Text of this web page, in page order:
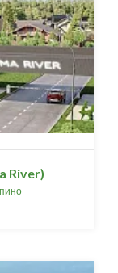
River)